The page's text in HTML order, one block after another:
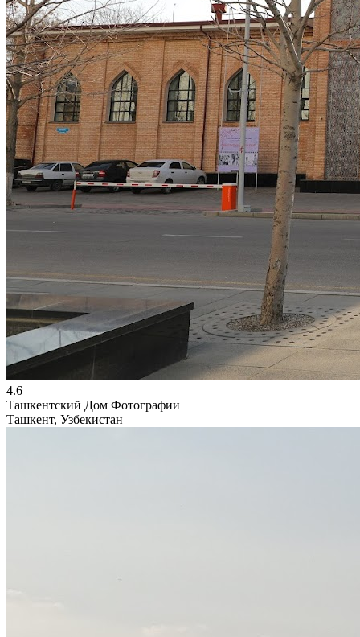
4.6
Ташкентский Дом Фотографии
Ташкент, Узбекистан